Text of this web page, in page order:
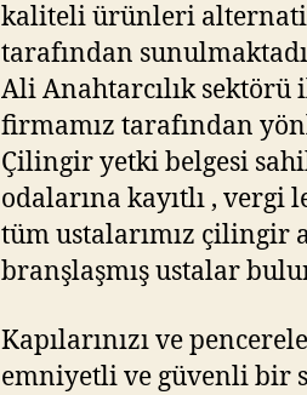
kaliteli ürünleri
tarafından
Ali Anahtarcılık sektörü
firmamız tarafından
Çilingir yetki belgesi
odalarına kayıtlı , vergi
tüm ustalarımız çilingir
branşlaşmış ustalar
Kapılarınızı ve
emniyetli ve güvenli bir